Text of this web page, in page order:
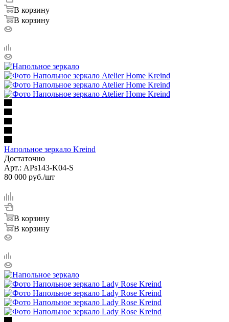
В корзину
В корзину
Напольное зеркало Kreind
Достаточно
Арт.: APs143-K04-S
80 000 руб./шт
В корзину
В корзину